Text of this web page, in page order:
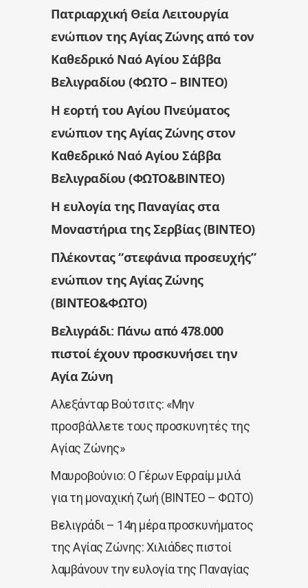
Πατριαρχική Θεία Λειτουργία
ενώπιον της Αγίας Ζώνης από τον
Καθεδρικό Ναό Αγίου Σάββα
Βελιγραδίου (ΦΩΤΟ – ΒΙΝΤΕΟ)
Η εορτή του Αγίου Πνεύματος
ενώπιον της Αγίας Ζώνης στον
Καθεδρικό Ναό Αγίου Σάββα
Βελιγραδίου (ΦΩΤΟ&ΒΙΝΤΕΟ)
Η ευλογία της Παναγίας στα
Μοναστήρια της Σερβίας (ΒΙΝΤΕΟ)
Πλέκοντας “στεφάνια προσευχής”
ενώπιον της Αγίας Ζώνης
(ΒΙΝΤΕΟ&ΦΩΤΟ)
Βελιγράδι: Πάνω από 478.000
πιστοί έχουν προσκυνήσει την
Αγία Ζώνη
Αλεξάνταρ Βούτσιτς: «Μην
προσβάλλετε τους προσκυνητές της
Αγίας Ζώνης»
Μαυροβούνιο: Ο Γέρων Εφραίμ μιλά
για τη μοναχική ζωή (ΒΙΝΤΕΟ – ΦΩΤΟ)
Βελιγράδι – 14η μέρα προσκυνήματος
της Αγίας Ζώνης: Χιλιάδες πιστοί
λαμβάνουν την ευλογία της Παναγίας